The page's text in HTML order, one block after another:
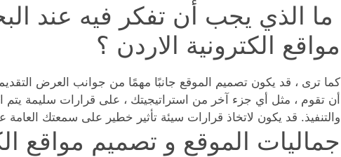
ما الذي يجب أن تفكر فيه عند
مواقع الكترونية الاردن ؟
كما ترى ، قد يكون تصميم الموقع جانبًا مهمًا من جوانب العرض
أن تقوم ، مثل أي جزء آخر من استراتيجيتك ، على قرارات سليمة يتم
والتنفيذ. قد يكون لاتخاذ قرارات سيئة تأثير خطير على سمعتك العامة
جماليات الموقع و تصميم مواقع